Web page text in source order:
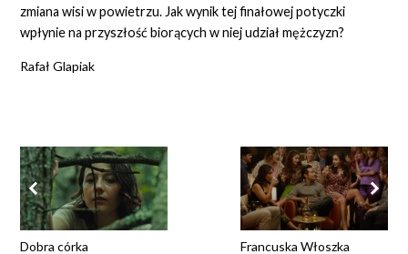
Dobra córka Francuska Włoszka
zmiana wisi w powietrzu. Jak wynik tej finałowej potyczki
wpłynie na przyszłość biorących w niej udział mężczyzn?
Rafał Glapiak